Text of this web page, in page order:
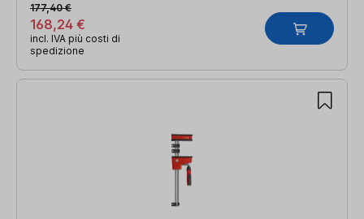
168,24 €
177,40 €
incl. IVA più costi di
spedizione